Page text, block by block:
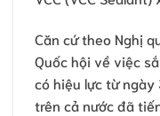
Căn cứ theo Nghị
Quốc hội về việc
có hiệu lực từ
trên cả nước đã